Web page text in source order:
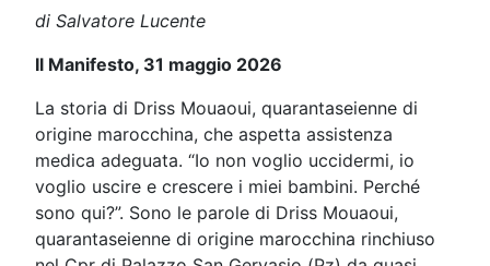
di Salvatore Lucente
Il Manifesto, 31 maggio 2026
La storia di Driss Mouaoui, quarantaseienne di
origine marocchina, che aspetta assistenza
medica adeguata. “Io non voglio uccidermi, io
voglio uscire e crescere i miei bambini. Perché
sono qui?”. Sono le parole di Driss Mouaoui,
quarantaseienne di origine marocchina rinchiuso